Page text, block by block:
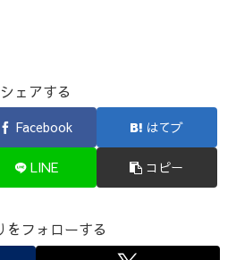
シェアする
Facebook はてブ
LINE コピー
をフォローする